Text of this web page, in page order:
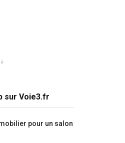
sur Voie3.fr
pour un salon